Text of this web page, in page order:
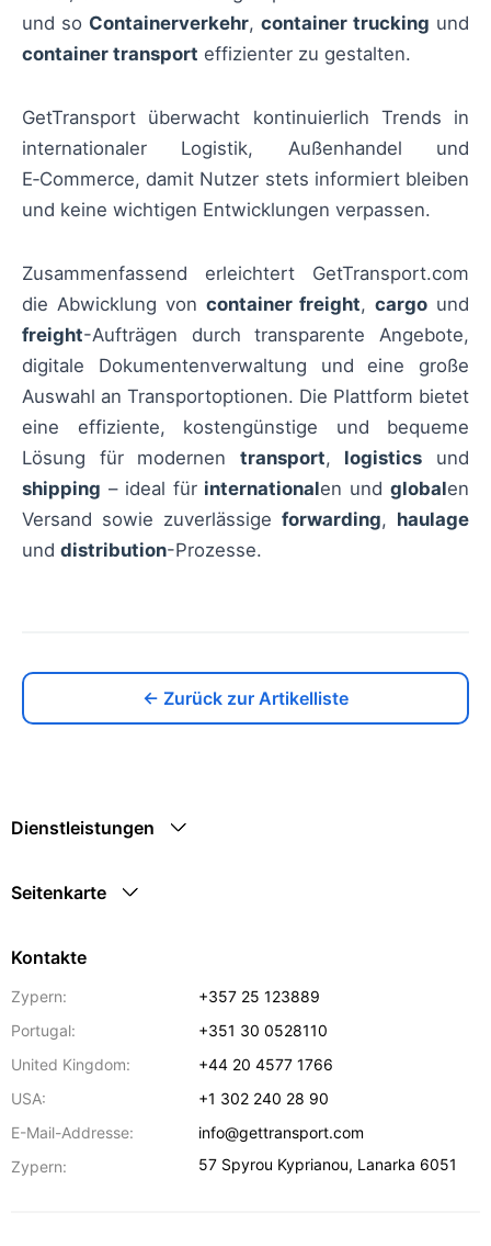
und so Containerverkehr, container trucking und
container transport effizienter zu gestalten.
GetTransport überwacht kontinuierlich Trends in
internationaler Logistik, Außenhandel und
E‑Commerce, damit Nutzer stets informiert bleiben
und keine wichtigen Entwicklungen verpassen.
Zusammenfassend erleichtert GetTransport.com
die Abwicklung von container freight,cargo und
freight-Aufträgen durch transparente Angebote,
digitale Dokumentenverwaltung und eine große
Auswahl an Transportoptionen. Die Plattform bietet
eine effiziente, kostengünstige und bequeme
Lösung für modernen transport, logistics und
shipping – ideal für internationalen undglobalen
Versand sowie zuverlässige forwarding, haulage
und distribution-Prozesse.
← Zurück zur Artikelliste
Dienstleistungen
Seitenkarte
Kontakte
Zypern:
+357 25 123889
Portugal:
+351 30 0528110
United Kingdom:
+44 20 4577 1766
USA:
+1 302 240 28 90
E-Mail-Addresse:
info@gettransport.com
Zypern:
57 Spyrou Kyprianou, Lanarka 6051